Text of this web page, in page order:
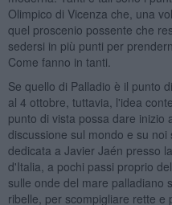
Olimpico di Vicenza che, una
quel proscenio possente che
sedersi in più punti per
Come fanno in tanti.
Se quello di Palladio è il punto
al 4 ottobre, tuttavia, l'idea
punto di vista possa dare inizio
discussione sul mondo e su
dedicata a Javier Jaén presso
d'Italia, a pochi passi proprio
sulle onde del mare palladiano
ribelle, per scompigliare rette e